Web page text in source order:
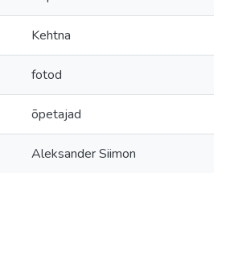
Kehtna
fotod
õpetajad
Aleksander Siimon